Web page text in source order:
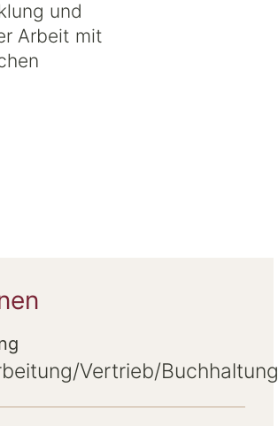
und
Arbeit mit
Vertrieb/Buchhaltung